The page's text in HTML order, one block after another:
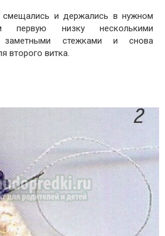
и держались в нужном
первую низку несколькими
заметными стежками и снова
второго витка.